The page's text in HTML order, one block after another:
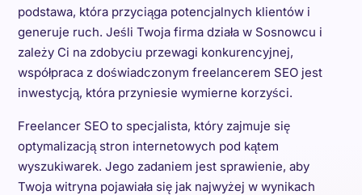
podstawa, która przyciąga potencjalnych klientów i
generuje ruch. Jeśli Twoja firma działa w Sosnowcu i
zależy Ci na zdobyciu przewagi konkurencyjnej,
współpraca z doświadczonym freelancerem SEO jest
inwestycją, która przyniesie wymierne korzyści.
Freelancer SEO to specjalista, który zajmuje się
optymalizacją stron internetowych pod kątem
wyszukiwarek. Jego zadaniem jest sprawienie, aby
Twoja witryna pojawiała się jak najwyżej w wynikach